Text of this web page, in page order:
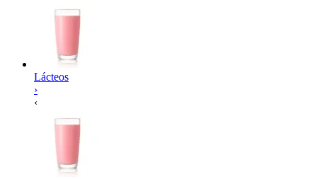
Lácteos
›
‹